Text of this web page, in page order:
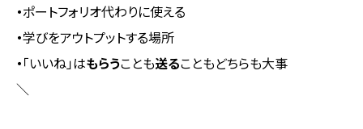
・ポートフォリオ代わりに使える
・学びをアウトプットする場所
・「いいね」はもらうことも送ることもどちらも大事
＼